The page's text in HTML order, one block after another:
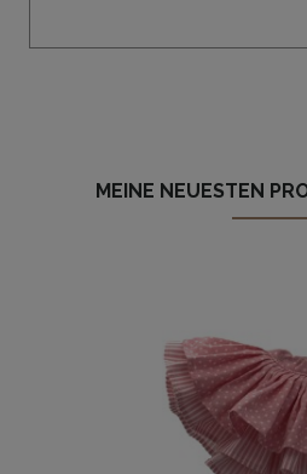
MEINE NEUESTEN